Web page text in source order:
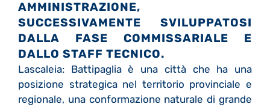
AMMINISTRAZIONE,
SUCCESSIVAMENTE SVILUPPATOSI
DALLA FASE COMMISSARIALE E
DALLO STAFF TECNICO.
Lascaleia: Battipaglia è una città che ha una
posizione strategica nel territorio provinciale e
regionale, una conformazione naturale di grande